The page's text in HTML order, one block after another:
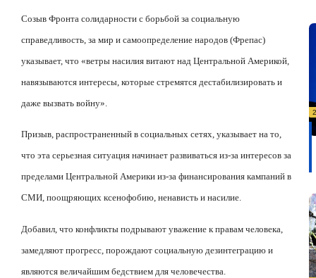
Созыв Фронта солидарности с борьбой за социальную
справедливость, за мир и самоопределение народов (Фрепас)
указывает, что «ветры насилия витают над Центральной Америкой,
навязываются интересы, которые стремятся дестабилизировать и
даже вызвать войну».
Призыв, распространенный в социальных сетях, указывает на то,
что эта серьезная ситуация начинает развиваться из-за интересов за
пределами Центральной Америки из-за финансирования кампаний в
СМИ, поощряющих ксенофобию, ненависть и насилие.
Добавил, что конфликты подрывают уважение к правам человека,
замедляют прогресс, порождают социальную дезинтеграцию и
являются величайшим бедствием для человечества.